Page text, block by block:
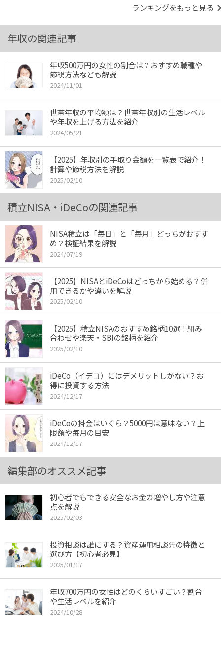
ランキングをもっと見る
年収の関連記事
年収500万円の女性の割合は？おすすめ職種や
節税方法なども解説
2024/11/01
世帯年収の平均額は？世帯年収別の生活レベル
や年収を上げる方法を紹介
2024/05/21
【2025】年収別の手取り金額を一覧表で紹介！
計算や節税方法を解説
2025/02/10
積立NISA・iDeCoの関連記事
NISA積立は「毎日」と「毎月」どっちがおすす
め？検証結果を解説
2024/07/19
【2025】NISAとiDeCoはどっちから始める？併
用できるかや違いを解説
2025/02/10
【2025】積立NISAのおすすめ銘柄10選！組み
合わせや楽天・SBIの銘柄を紹介
2025/02/10
iDeCo（イデコ）にはデメリットしかない？お
得に投資する方法
2024/12/17
iDeCoの掛金はいくら？5000円は意味ない？上
限額や毎月の目安
2024/12/17
編集部のオススメ記事
初心者でもできる安全なお金の増やし方や注意
点を解説
2025/02/03
投資相談は誰にする？資産運用相談先の特徴と
選び方【初心者必見】
2025/01/17
年収700万円の女性はどのくらいすごい？割合
や生活レベルを紹介
2024/10/28